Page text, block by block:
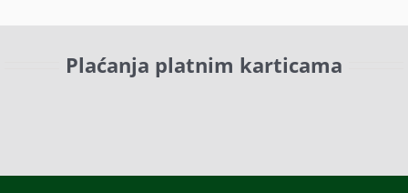
Plaćanja platnim karticama